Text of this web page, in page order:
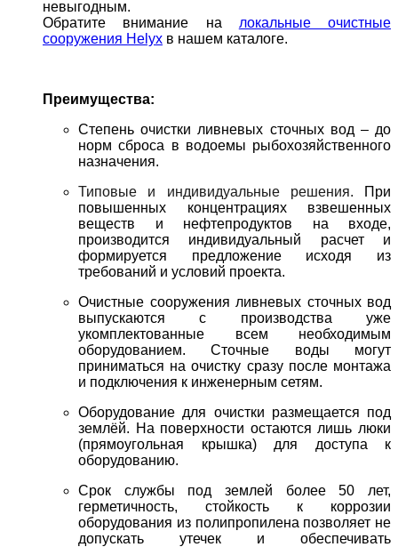
невыгодным.
Обратите внимание на локальные очистные
сооружения Helyx в нашем каталоге.
Преимущества:
Степень очистки ливневых сточных вод – до
норм сброса в водоемы рыбохозяйственного
назначения.
Типовые и индивидуальные решения.
При
повышенных концентрациях взвешенных
веществ и нефтепродуктов на входе,
производится индивидуальный расчет и
формируется предложение исходя из
требований и условий проекта.
Очистные сооружения ливневых сточных вод
выпускаются с производства уже
укомплектованные всем необходимым
оборудованием. Сточные воды могут
приниматься на очистку сразу после монтажа
и подключения к инженерным сетям.
Оборудование для очистки размещается под
землёй. На поверхности остаются лишь люки
(прямоугольная крышка) для доступа к
оборудованию.
Срок службы под землей более 50 лет,
герметичность, стойкость к коррозии
оборудования из полипропилена позволяет не
допускать утечек и обеспечивать